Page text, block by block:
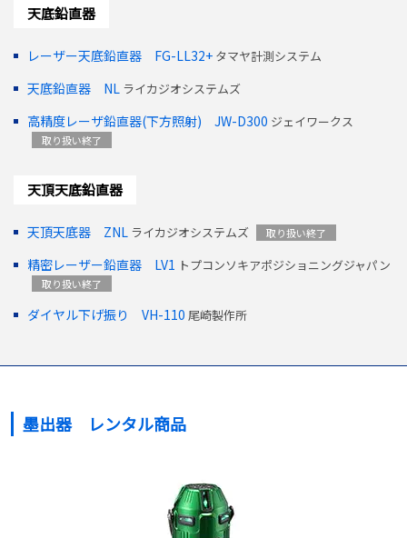
天底鉛直器
レーザー天底鉛直器 FG-LL32+ タマヤ計測システム
天底鉛直器 NL ライカジオシステムズ
高精度レーザ鉛直器(下方照射) JW-D300 ジェイワークス
取り扱い終了
天頂天底鉛直器
天頂天底器 ZNL ライカジオシステムズ 取り扱い終了
精密レーザー鉛直器 LV1 トプコンソキアポジショニングジャパン
取り扱い終了
ダイヤル下げ振り VH-110 尾崎製作所
墨出器 レンタル商品